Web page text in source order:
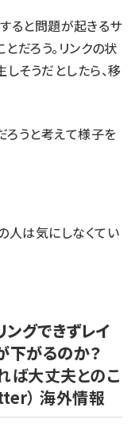
ると問題が起きるサ
だろう。リンクの状
そうだとしたら、移
ろうと考えて様子を
人は気にしなくてい
グできずレイ
下がるのか？
ば大丈夫とのこ
）海外情報